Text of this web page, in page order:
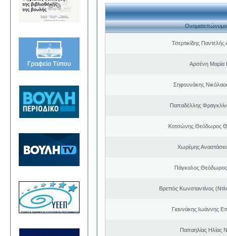
Ονοματεπώνυμο
Τσερτικίδης Παντελής
Αρσένη Μαρία
Σηφουνάκης
Παπαδέλλης
Κοτσώνης Θεόδωρος
Χωρέμης
Πάγκαλος
Βρεττός Κωνσταντίνος
Γιαννάκης Ιωάννης
Παπαηλίας Ηλίας